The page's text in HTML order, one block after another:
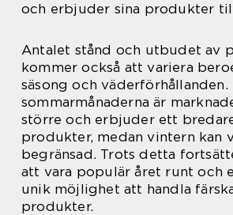
och erbjuder sina produkter
Antalet stånd och utbudet av
kommer också att variera
säsong och väderförhållanden.
sommarmånaderna är
större och erbjuder ett
produkter, medan vintern kan
begränsad. Trots detta
att vara populär året runt och
unik möjlighet att handla
produkter.